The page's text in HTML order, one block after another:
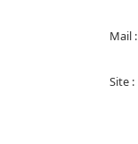
Mail :
Site :